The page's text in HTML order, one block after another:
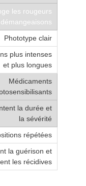
les rougeurs
Phototype clair
plus intenses
et plus longues
Médicaments
la durée et
la sévérité
répétées
la guérison et
les récidives